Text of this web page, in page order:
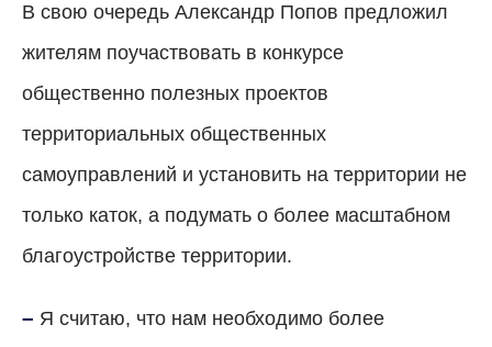
В свою очередь Александр Попов предложил
жителям поучаствовать в конкурсе
общественно полезных проектов
территориальных общественных
самоуправлений и установить на территории не
только каток, а подумать о более масштабном
благоустройстве территории.
– Я считаю, что нам необходимо более